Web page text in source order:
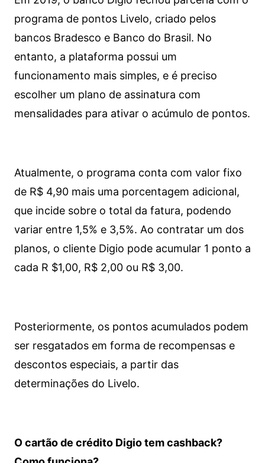
programa de pontos Livelo, criado pelos
bancos Bradesco e Banco do Brasil. No
entanto, a plataforma possui um
funcionamento mais simples, e é preciso
escolher um plano de assinatura com
mensalidades para ativar o acúmulo de pontos.
Atualmente, o programa conta com valor fixo
de R$ 4,90 mais uma porcentagem adicional,
que incide sobre o total da fatura, podendo
variar entre 1,5% e 3,5%. Ao contratar um dos
planos, o cliente Digio pode acumular 1 ponto a
cada R $1,00, R$ 2,00 ou R$ 3,00.
Posteriormente, os pontos acumulados podem
ser resgatados em forma de recompensas e
descontos especiais, a partir das
determinações do Livelo.
O cartão de crédito Digio tem cashback?